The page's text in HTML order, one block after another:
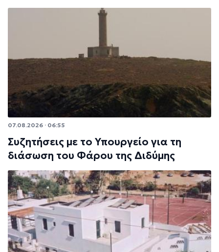
07.08.2026 · 06:55
Συζητήσεις με το Υπουργείο για τη
διάσωση του Φάρου της Διδύμης